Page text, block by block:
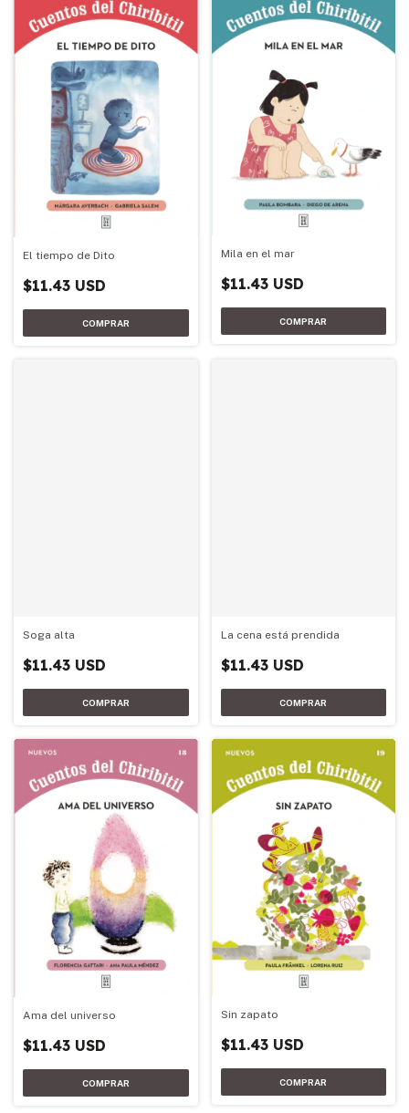
El tiempo de Dito
$11.43 USD
Mila en el mar
$11.43 USD
Soga alta
$11.43 USD
La cena está prendida
$11.43 USD
Ama del universo
$11.43 USD
Sin zapato
$11.43 USD